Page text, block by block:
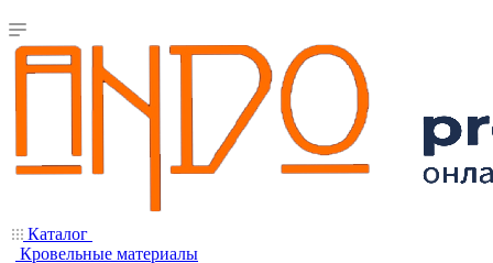
Каталог
Кровельные материалы